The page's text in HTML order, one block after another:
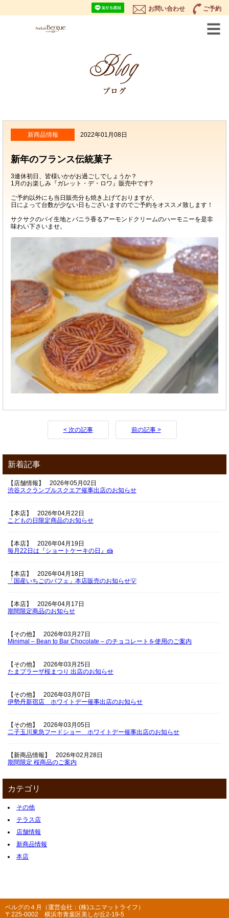
お問い合わせ ご予約
新商品情報 2022年01月08日
新年のフランス伝統菓子
3連休初日、皆様いかがお過ごしでしょうか？
1月のお楽しみ『ガレット・デ・ロワ』販売中です?
ご予約以外にも当日販売分も焼き上げておりますが、
日によって台数が少ない日もございますのでご予約をオススメ致します！
サクサクのパイ生地とバニラ香るアーモンドクリームのハーモニーを是非
味わい下さいませ。
< 次の記事 前の記事 >
新着記事
【店舗情報】
2026年05月02日
渋谷スクランブルスクエア催事出店のお知らせ
【本店】
2026年04月22日
こどもの日限定商品のお知らせ
【本店】
2026年04月19日
毎月22日は『ショートケーキの日』🍰
【本店】
2026年04月18日
「国産いちごのパフェ」本店販売のお知らせ💡
【本店】
2026年04月17日
期間限定商品のお知らせ
【その他】
2026年03月27日
Minimal – Bean to Bar Chocolate – のチョコレートを使用のご案内
【その他】
2026年03月25日
たまプラーザ桜まつり 出店のお知らせ
【その他】
2026年03月07日
伊勢丹新宿店 ホワイトデー催事出店のお知らせ
【その他】
2026年03月05日
二子玉川東急フードショー ホワイトデー催事出店のお知らせ
【新商品情報】
2026年02月28日
期間限定 桜商品のご案内
カテゴリ
その他
テラス店
店舗情報
新商品情報
本店
ベルグの４月（運営会社：(株)ユニマットライフ）
〒225-0002 横浜市青葉区美しが丘2-19-5